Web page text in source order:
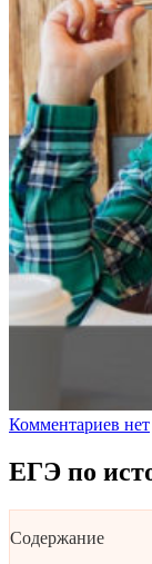
Комментариев нет
ЕГЭ по
Содержание